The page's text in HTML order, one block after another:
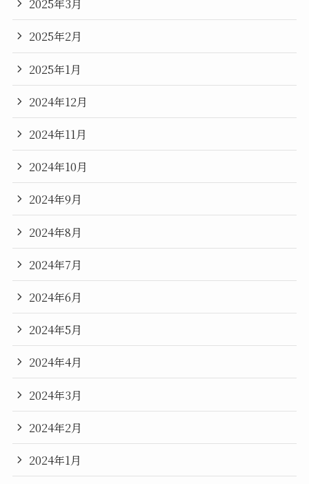
2025年3月
2025年2月
2025年1月
2024年12月
2024年11月
2024年10月
2024年9月
2024年8月
2024年7月
2024年6月
2024年5月
2024年4月
2024年3月
2024年2月
2024年1月